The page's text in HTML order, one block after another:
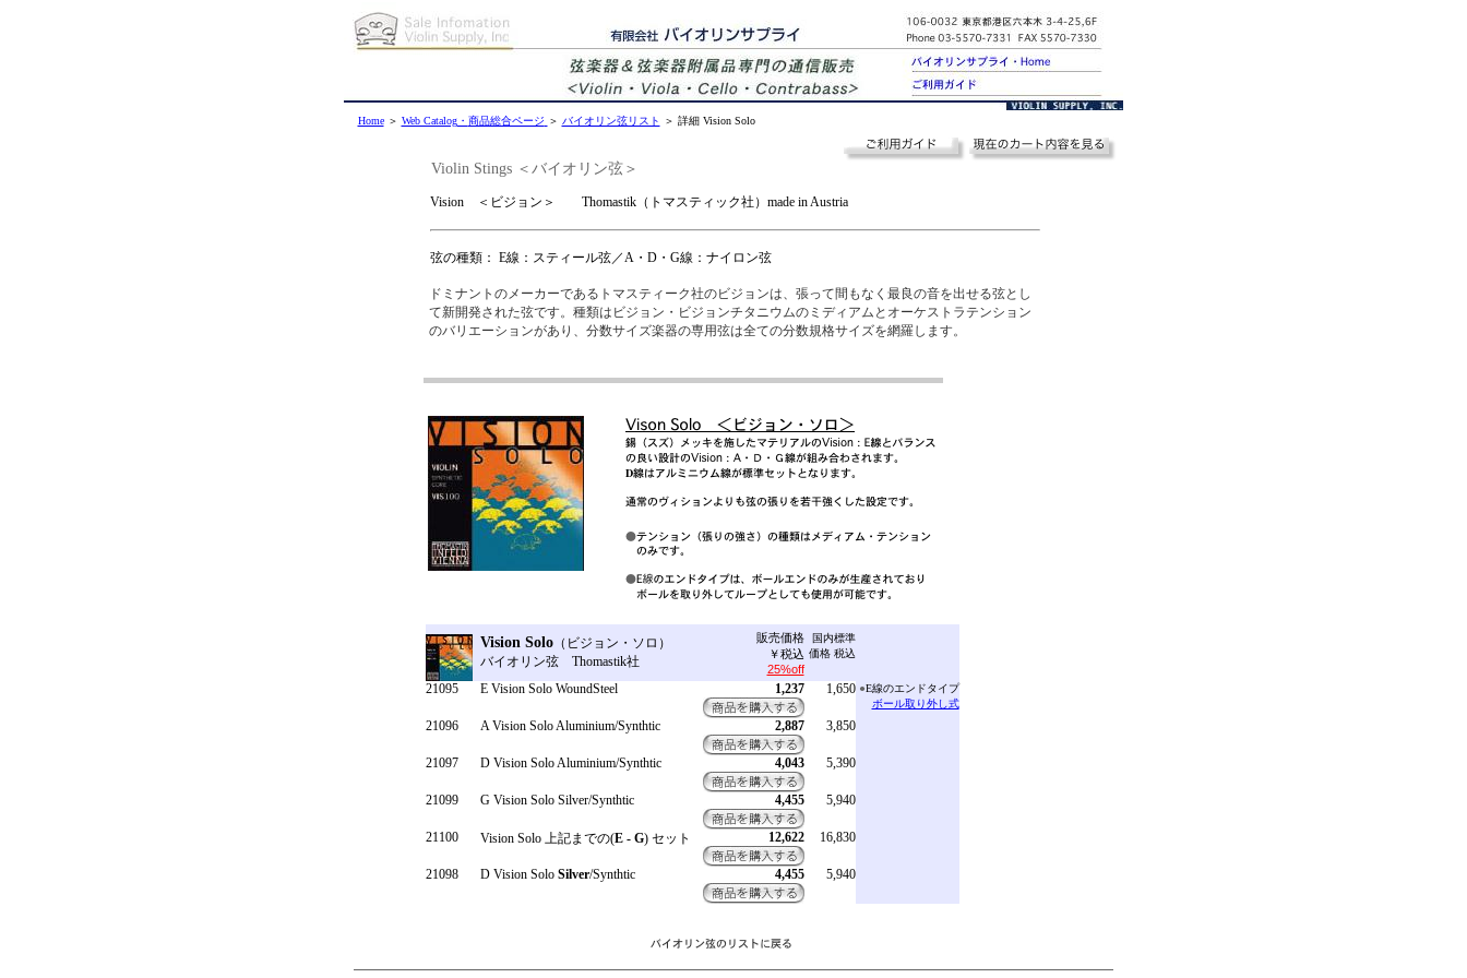
Home＞ Web Catalog・ 商品総合ページ ＞ バイオリン弦リスト ＞ 詳細 Vision Solo
Violin Stings ＜バイオリン弦＞
Vision ＜ビジョン＞ Thomastik（トマスティック社）made in Austria
弦の種類： E線：スティール弦／A・ D・ G線 ： ナイロン弦
ドミナントのメーカーであるトマスティーク社のビジョンは、張って間もなく最良の音を出せる弦とし
て新開発された弦です。種類はビジョン・ビジョンチタニウムのミディアムとオーケストラテンション
のバリエーションがあり、分数サイズ楽器の専用弦は全ての分数規格サイズを網羅します。
Vision Solo（ビジョン・ソロ）
バイオリン弦 Thomastik社
販売価格
￥税込
25%off
国内標準
価格 税込
21095 E Vision Solo WoundSteel 1,237 1,650 ●E線のエンドタイプ
ボール取り外し式
21096 A Vision Solo Aluminium/Synthtic 2,887 3,850
21097 D Vision Solo Aluminium/Synthtic 4,043 5,390
21099 G Vision Solo Silver/Synthtic 4,455 5,940
21100 Vision Solo 上記までの(E - G) セット 12,622 16,830
21098 D Vision Solo Silver/Synthtic 4,455 5,940